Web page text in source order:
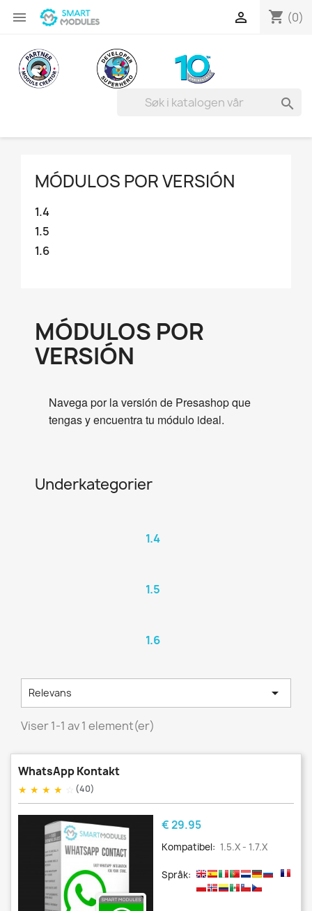
 shopping_cart (0)


MÓDULOS POR VERSIÓN
1.4
1.5
1.6
MÓDULOS POR
VERSIÓN
Navega por la versión de Presashop que
tengas y encuentra tu módulo ideal.
Underkategorier
1.4
1.5
1.6
Relevans 
Viser 1-1 av 1 element(er)
WhatsApp Kontakt
★ ★ ★ ★ (40)
Pris
€ 29.95
Kompatibel: 1.5.x - 1.7.x
Språk: